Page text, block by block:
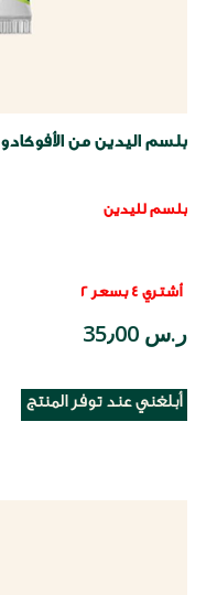
بلسم اليدين من الأفوكادو
بلسم لليدين
أشتري 4 بسعر 2
ر.س 35٫00
أبلغني عند توفر المنتج